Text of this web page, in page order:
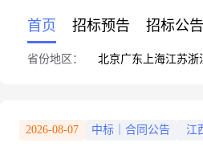
首页 招标预告 招标公告
省份地区： 北京广东 上海江苏浙
2026-08-07 中标｜合同公告 江